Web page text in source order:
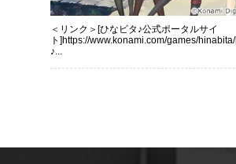
＜リンク＞[ひなビタ♪公式ポータルサイ
ト]https://www.konami.com/games/
♪...